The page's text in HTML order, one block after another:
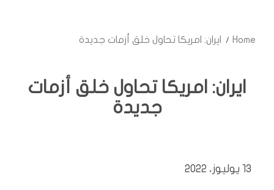
Home ايران: امريكا تحاول خلق أزمات جديدة
ايران: امريكا تحاول خلق أزمات
جديدة
13 يوليوز، 2022